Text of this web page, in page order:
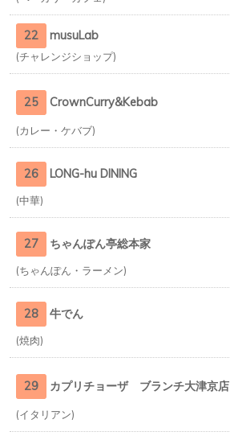
22 musuLab
チャレンジショップ
25 CrownCurry&Kebab
カレー・ケバブ
26 LONG-hu DINING
中華
27 ちゃんぽん亭総本家
ちゃんぽん・ラーメン
28 牛でん
焼肉
29 カプリチョーザ ブランチ大津京店
イタリアン